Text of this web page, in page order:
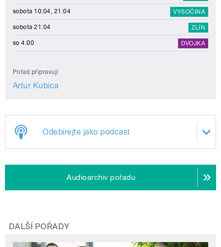
sobota 10:04, 21:04 VYSOČINA
sobota 21:04 ZLÍN
so 4:00 DVOJKA
Pořad připravují
Artur Kubica
Odebírejte jako podcast
Audioarchiv pořadu
DALŠÍ POŘADY